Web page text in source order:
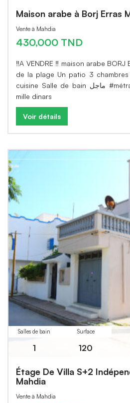
Maison arabe à Borj Erras
Vente à Mahdia
430,000 TND
‼️A VENDRE ‼️ maison arabe BORJ
de la plage Un patio 3
cuisine Salle de bain ماجل #métrage:200m² #Prix: 430
mille dinars
Voir détails
Salles de bain
1
Surface
120
Étage De Villa S+2
Mahdia
Vente à Mahdia